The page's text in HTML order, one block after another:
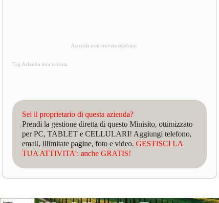
Azienda non trovata telefono
Tag Azienda non trovata
Sei il proprietario di questa azienda?
Prendi la gestione diretta di questo Minisito, ottimizzato
per PC, TABLET e CELLULARI! Aggiungi telefono,
email, illimitate pagine, foto e video.GESTISCI LA
TUA ATTIVITA': anche GRATIS!